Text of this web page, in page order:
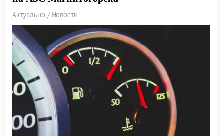
Актуально / Новости